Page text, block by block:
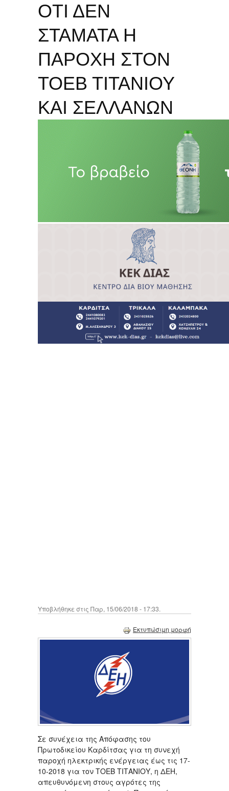
ΟΤΙ ΔΕΝ
ΣΤΑΜΑΤΑ Η
ΠΑΡΟΧΗ ΣΤΟΝ
ΤΟΕΒ ΤΙΤΑΝΙΟΥ
ΚΑΙ ΣΕΛΛΑΝΩΝ
Υποβλήθηκε στις Παρ, 15/06/2018 - 17:33.
Εκτυπώσιμη μορφή
Σε συνέχεια της Απόφασης του
Πρωτοδικείου Καρδίτσας για τη συνεχή
παροχή ηλεκτρικής ενέργειας έως τις 17-
10-2018 για τον ΤΟΕΒ ΤΙΤΑΝΙΟΥ, η ΔΕΗ,
απευθυνόμενη στους αγρότες της